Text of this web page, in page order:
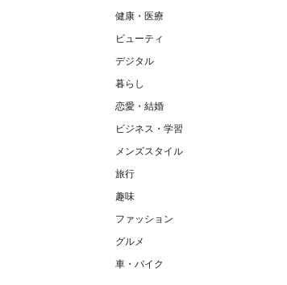
健康・医療
ビューティ
デジタル
暮らし
恋愛・結婚
ビジネス・学習
メンズスタイル
旅行
趣味
ファッション
グルメ
車・バイク